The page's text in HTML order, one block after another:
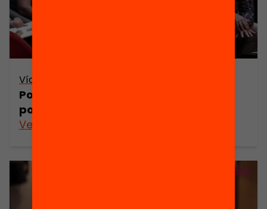
Vídeo
Posem l’educació a l’hora! Com fer
possibles uns altres horaris escolars?
Veure’n més